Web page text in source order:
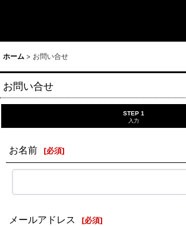
ホーム > お問い合せ
お問い合せ
STEP 1
入力
お名前 [必須]
メールアドレス [必須]